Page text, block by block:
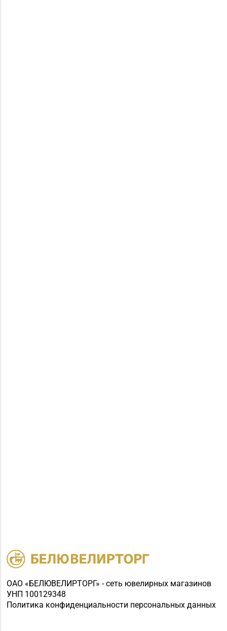
ОАО «БЕЛЮВЕЛИРТОРГ» - сеть ювелирных магазинов
УНП 100129348
Политика конфиденциальности персональных данных